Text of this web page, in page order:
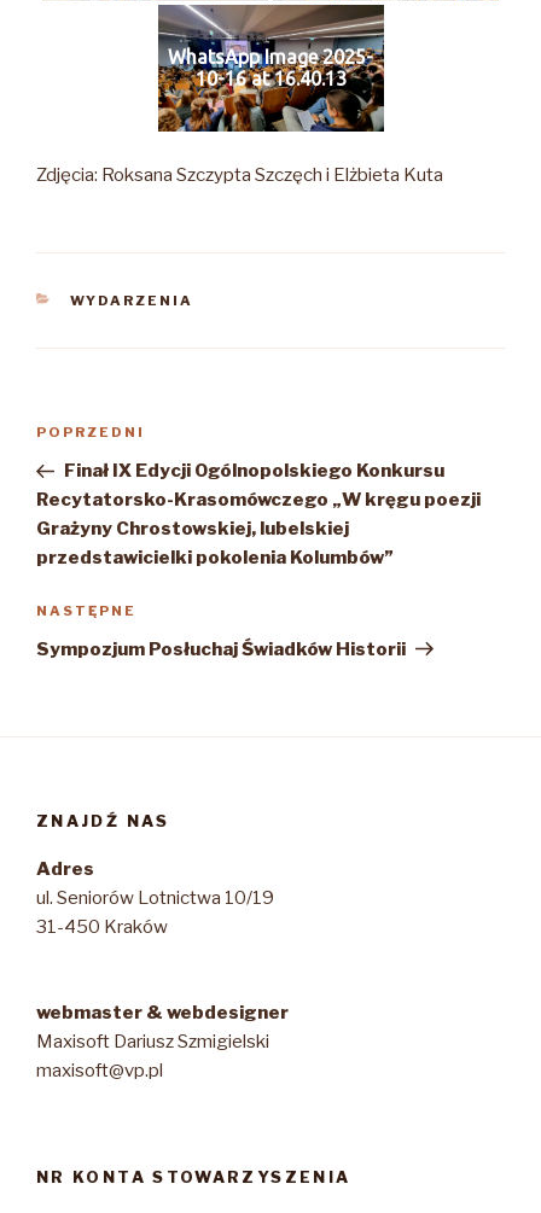
WhatsApp Image 2025-
10-16 at 16.40.13
Zdjęcia: Roksana Szczypta Szczęch i Elżbieta Kuta
KATEGORIE
WYDARZENIA
Poprzedni
wpis
POPRZEDNI
Finał IX Edycji Ogólnopolskiego Konkursu
Recytatorsko-Krasomówczego „W kręgu poezji
Grażyny Chrostowskiej, lubelskiej
przedstawicielki pokolenia Kolumbów”
Następny
wpis
NASTĘPNE
Sympozjum Posłuchaj Świadków Historii
ZNAJDŹ NAS
Adres
ul. Seniorów Lotnictwa 10/19
31-450 Kraków
webmaster & webdesigner
Maxisoft Dariusz Szmigielski
maxisoft@vp.pl
NR KONTA STOWARZYSZENIA